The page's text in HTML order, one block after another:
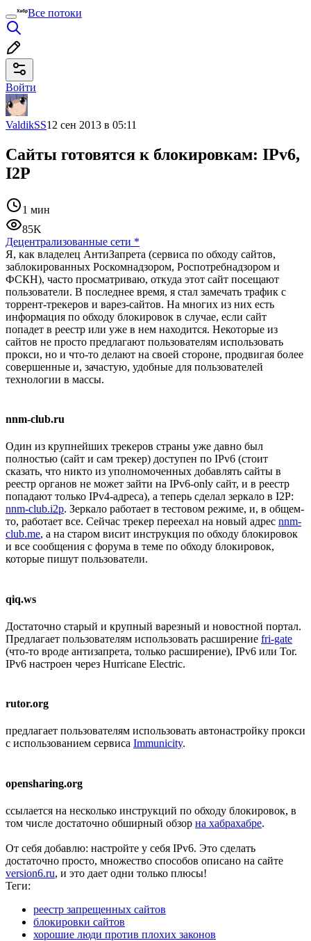
Все потоки
Войти
ValdikSS12 сен 2013 в 05:11
Сайты готовятся к блокировкам: IPv6,
I2P
1 мин
85K
Децентрализованные сети *
Я, как владелец АнтиЗапрета (сервиса по обходу сайтов,
заблокированных Роскомнадзором, Роспотребнадзором и
ФСКН), часто просматриваю, откуда этот сайт посещают
пользователи. В последнее время, я стал замечать трафик с
торрент-трекеров и варез-сайтов. На многих из них есть
информация по обходу блокировок в случае, если сайт
попадет в реестр или уже в нем находится. Некоторые из
сайтов не просто предлагают пользователям использовать
прокси, но и что-то делают на своей стороне, продвигая более
совершенные и, зачастую, удобные для пользователей
технологии в массы.
nnm-club.ru
Один из крупнейших трекеров страны уже давно был
полностью (сайт и сам трекер) доступен по IPv6 (стоит
сказать, что никто из уполномоченных добавлять сайты в
реестр органов не может зайти на IPv6-only сайт, и в реестр
попадают только IPv4-адреса), а теперь сделал зеркало в I2P:
nnm-club.i2p. Зеркало работает в тестовом режиме, и, в общем-
то, работает все. Сейчас трекер переехал на новый адрес nnm-
club.me, а на старом висит инструкция по обходу блокировок
и все сообщения с форума в теме по обходу блокировок,
которые пишут пользователи.
qiq.ws
Достаточно старый и крупный варезный и новостной портал.
Предлагает пользователям использовать расширение fri-gate
(что-то вроде антизапрета, только расширение), IPv6 или Tor.
IPv6 настроен через Hurricane Electric.
rutor.org
предлагает пользователям использовать автонастройку прокси
с использованием сервиса Immunicity.
opensharing.org
ссылается на несколько инструкций по обходу блокировок, в
том числе достаточно обширный обзор на хабрахабре.
От себя добавлю: настройте у себя IPv6. Это сделать
достаточно просто, множество способов описано на сайте
version6.ru, и это дает одни только плюсы!
Теги:
реестр запрещенных сайтов
блокировки сайтов
хорошие люди против плохих законов